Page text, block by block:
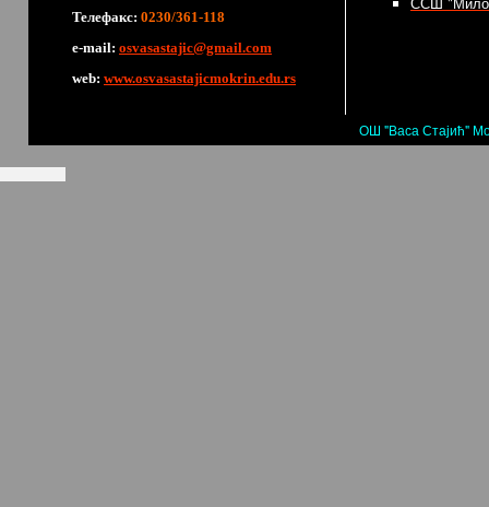
Телефакс: 0230/361-118
е-mail: osvasastajic@gmail.com
web: www.osvasastajicmokrin.edu.rs
ОШ "Васа Стајић"